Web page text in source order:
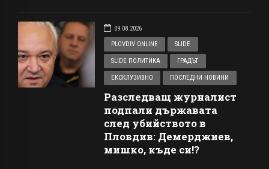
09.08.2026
PLOVDIV ONLINE
SLIDE
SLIDE ПОЛИТИКА ГРАДЪТ
ЕКСКЛУЗИВНО ПОСЛЕДНИ НОВИНИ
Разследващ журналист
подпали държавата
след убийството в
Пловдив: Демерджиев,
мишко, къде си!?